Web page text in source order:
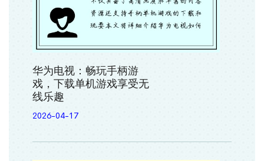
华为电视：畅玩手柄游
戏，下载单机游戏享受无
线乐趣
2026-04-17